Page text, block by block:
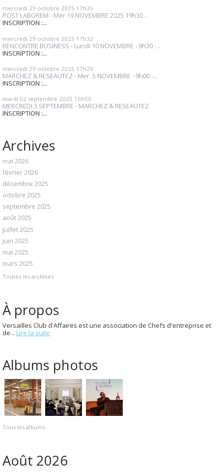
mercredi 29 octobre 2025 17h35
POST LABOREM - Mer 19 NOVEMBRE 2025 19h30...
INSCRIPTION :...
mercredi 29 octobre 2025 17h32
RENCONTRE BUSINESS - Lundi 10 NOVEMBRE - 9h30 -...
INSCRIPTION :...
mercredi 29 octobre 2025 17h29
MARCHEZ & RESEAUTEZ - Mer. 5 NOVEMBRE - 9h00 -...
INSCRIPTION :...
mardi 02 septembre 2025 16h50
MERCREDI 3 SEPTEMBRE - MARCHEZ & RESEAUTEZ
INSCRIPTION :...
Archives
mai 2026
février 2026
décembre 2025
octobre 2025
septembre 2025
août 2025
juillet 2025
juin 2025
mai 2025
mars 2025
Toutes les archives
À propos
Versailles Club d'Affaires est une association de Chefs d'entreprise et
de... Lire la suite
Albums photos
Tous les albums
Août 2026